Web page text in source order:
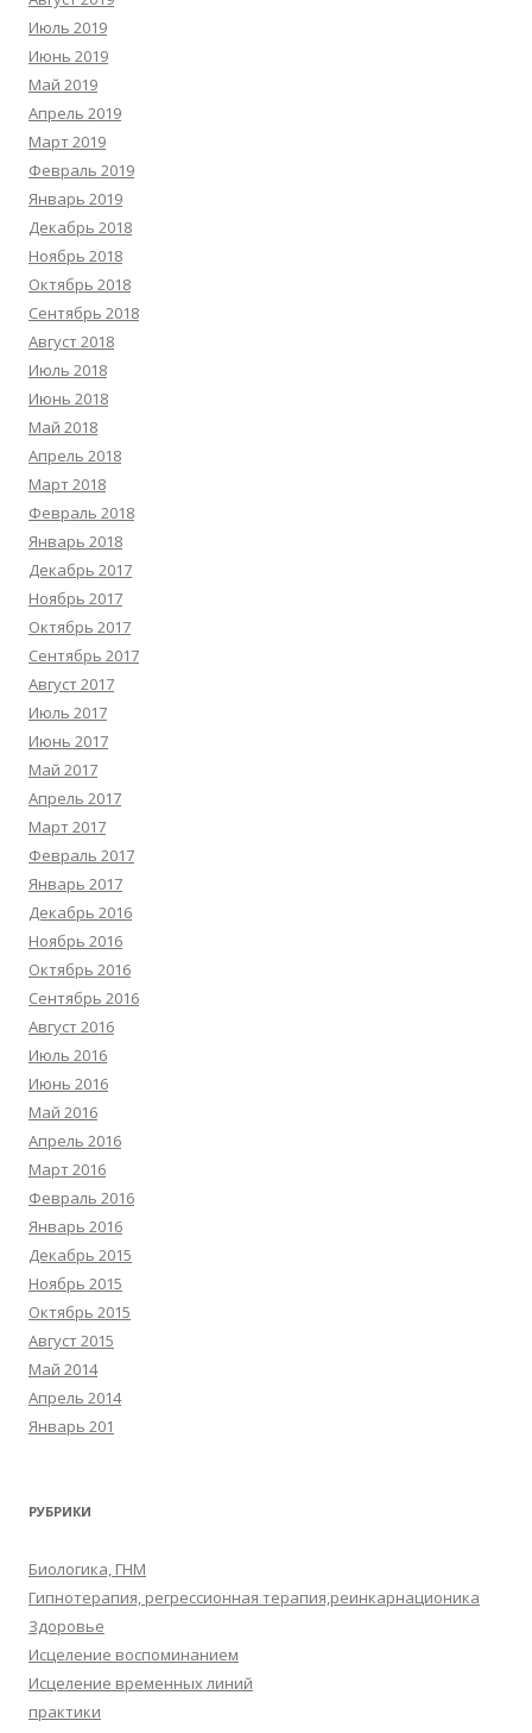
Июль 2019
Июнь 2019
Май 2019
Апрель 2019
Март 2019
Февраль 2019
Январь 2019
Декабрь 2018
Ноябрь 2018
Октябрь 2018
Сентябрь 2018
Август 2018
Июль 2018
Июнь 2018
Май 2018
Апрель 2018
Март 2018
Февраль 2018
Январь 2018
Декабрь 2017
Ноябрь 2017
Октябрь 2017
Сентябрь 2017
Август 2017
Июль 2017
Июнь 2017
Май 2017
Апрель 2017
Март 2017
Февраль 2017
Январь 2017
Декабрь 2016
Ноябрь 2016
Октябрь 2016
Сентябрь 2016
Август 2016
Июль 2016
Июнь 2016
Май 2016
Апрель 2016
Март 2016
Февраль 2016
Январь 2016
Декабрь 2015
Ноябрь 2015
Октябрь 2015
Август 2015
Май 2014
Апрель 2014
Январь 201
РУБРИКИ
Биологика, ГНМ
Гипнотерапия, регрессионная терапия,реинкарнационика
Здоровье
Исцеление воспоминанием
Исцеление временных линий
практики